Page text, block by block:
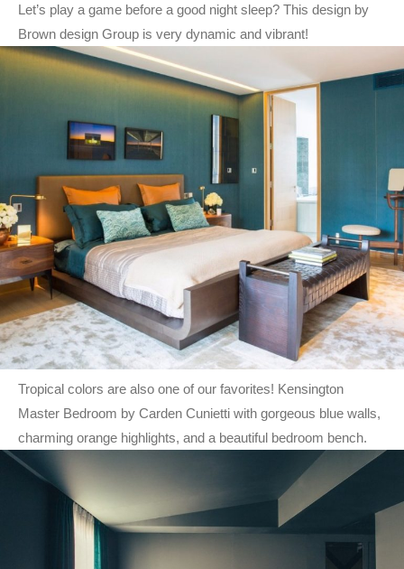
Let’s play a game before a good night sleep? This design by
Brown design Group is very dynamic and vibrant!
Tropical colors are also one of our favorites! Kensington
Master Bedroom by Carden Cunietti with gorgeous blue walls,
charming orange highlights, and a beautiful bedroom bench.